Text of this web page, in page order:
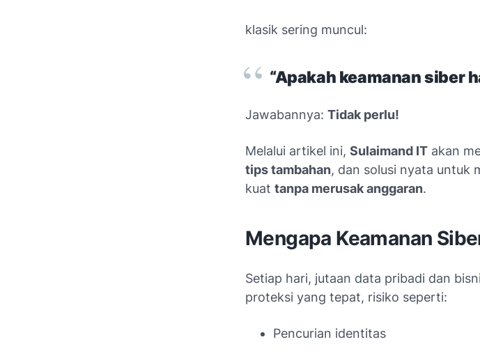
klasik sering muncul:
“Apakah keamanan siber
Jawabannya: Tidak perlu!
Melalui artikel ini, Sulaimand IT akan
tips tambahan, dan solusi nyata untuk
kuat tanpa merusak anggaran.
Mengapa Keamanan
Setiap hari, jutaan data pribadi dan
proteksi yang tepat, risiko seperti:
Pencurian identitas